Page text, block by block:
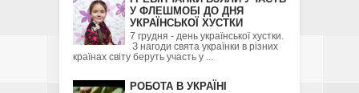
У ФЛЕШМОБІ ДО ДНЯ
УКРАЇНСЬКОЇ ХУСТКИ
7 грудня - день української хустки.
З нагоди свята українки в різних
країнах світу беруть участь у ...
РОБОТА В УКРАЇНІ